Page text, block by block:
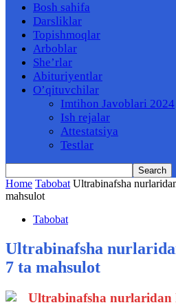
Bosh sahifa
Darsliklar
Topishmoqlar
Arboblar
She’rlar
Abituriyentlar
O’qituvchilar
Imtihon Javoblari 2024
Ish rejalar
Attestatsiya
Testlar
Home Tabobat Ultrabinafsha
mahsulot
Tabobat
Ultrabinafsha
7 ta mahsulot